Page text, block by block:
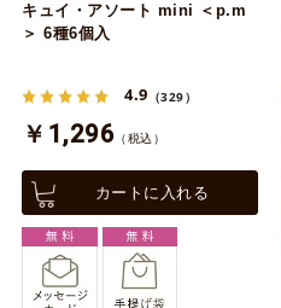
キュイ・アソート mini ＜p.m
＞ 6種6個入
4.9 （329）
￥1,296 （税込）
カートに入れる